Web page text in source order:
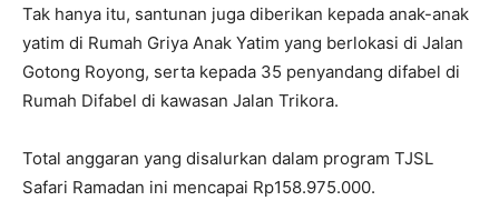
Tak hanya itu, santunan juga diberikan kepada anak-anak
yatim di Rumah Griya Anak Yatim yang berlokasi di Jalan
Gotong Royong, serta kepada 35 penyandang difabel di
Rumah Difabel di kawasan Jalan Trikora.
Total anggaran yang disalurkan dalam program TJSL
Safari Ramadan ini mencapai Rp158.975.000.